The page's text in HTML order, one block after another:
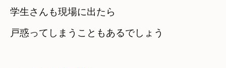
学生さんも現場に出たら
戸惑ってしまうこともあるでしょう